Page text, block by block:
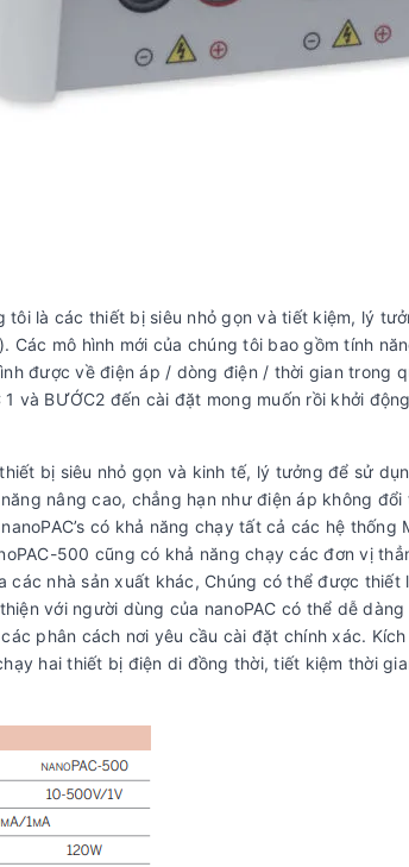
tôi là các thiết bị siêu nhỏ gọn và tiết kiệm, lý
Các mô hình mới của chúng tôi bao gồm tính
được về điện áp / dòng điện / thời gian trong
và BƯỚC2 đến cài đặt mong muốn rồi khởi
bị siêu nhỏ gọn và kinh tế, lý tưởng để sử
nâng cao, chẳng hạn như điện áp không
có khả năng chạy tất cả các hệ thống
500 cũng có khả năng chạy các đơn vị
các nhà sản xuất khác, Chúng có thể được
với người dùng của nanoPAC có thể dễ
phân cách nơi yêu cầu cài đặt chính xác.
hai thiết bị điện di đồng thời, tiết kiệm thời